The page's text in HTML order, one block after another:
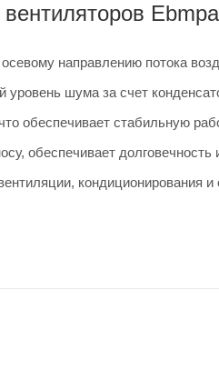
направлению потока
уровень шума за счет
обеспечивает стабильную
обеспечивает
кондиционирования